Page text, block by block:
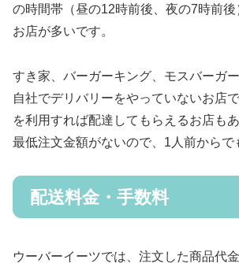
の時間帯（昼の12時前後、夜の7時前
お店が多いです。
すき家、バーガーキング、モスバーガ
自社でデリバリーをやっていないお店
を利用すれば配達してもらえるお店も
最低注文金額がないので、1人前からで
配送料金・手数料
ウーバーイーツでは、注文した商品代